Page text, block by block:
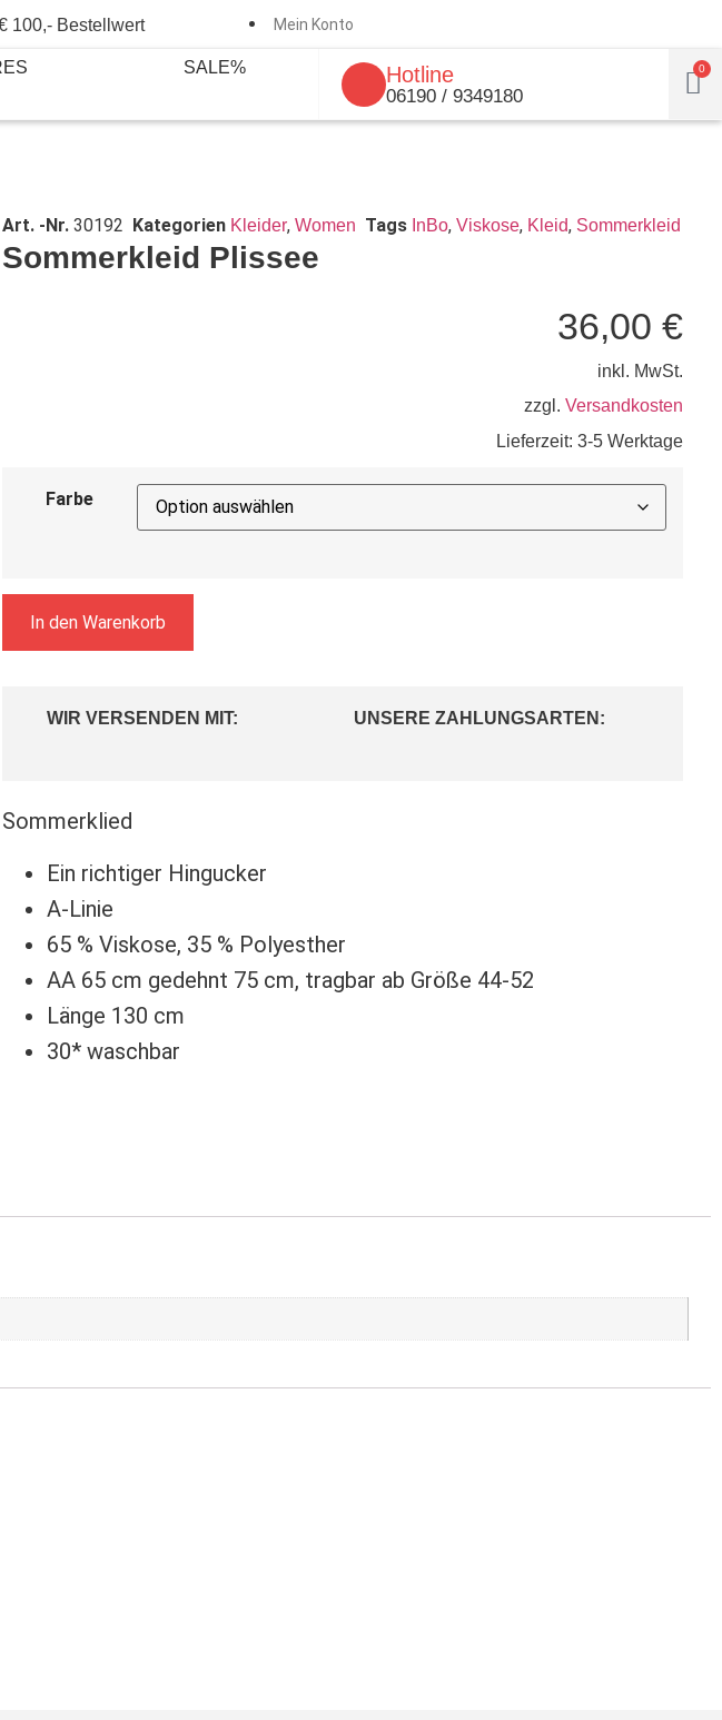
100,- Bestellwert Mein Konto
SALE% Hotline
06190 / 9349180
0
Art. -Nr. 30192 Kategorien Kleider, Women Tags InBo, Viskose, Kleid, Sommerkleid
Sommerkleid Plissee
36,00 €
inkl. MwSt.
zzgl. Versandkosten
Lieferzeit: 3-5 Werktage
Farbe
In den Warenkorb
WIR VERSENDEN MIT: UNSERE ZAHLUNGSARTEN:
Sommerklied
Ein richtiger Hingucker
A-Linie
65 % Viskose, 35 % Polyesther
AA 65 cm gedehnt 75 cm, tragbar ab Größe 44-52
Länge 130 cm
30* waschbar